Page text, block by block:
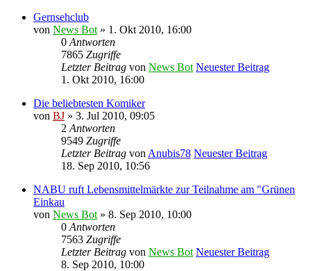
Gernsehclub
von News Bot » 1. Okt 2010, 16:00
0 Antworten
7865 Zugriffe
Letzter Beitrag von News Bot Neuester Beitrag
1. Okt 2010, 16:00
Die beliebtesten Komiker
von BJ » 3. Jul 2010, 09:05
2 Antworten
9549 Zugriffe
Letzter Beitrag von Anubis78 Neuester Beitrag
18. Sep 2010, 10:56
NABU ruft Lebensmittelmärkte zur Teilnahme am "Grünen
Einkau
von News Bot » 8. Sep 2010, 10:00
0 Antworten
7563 Zugriffe
Letzter Beitrag von News Bot Neuester Beitrag
8. Sep 2010, 10:00